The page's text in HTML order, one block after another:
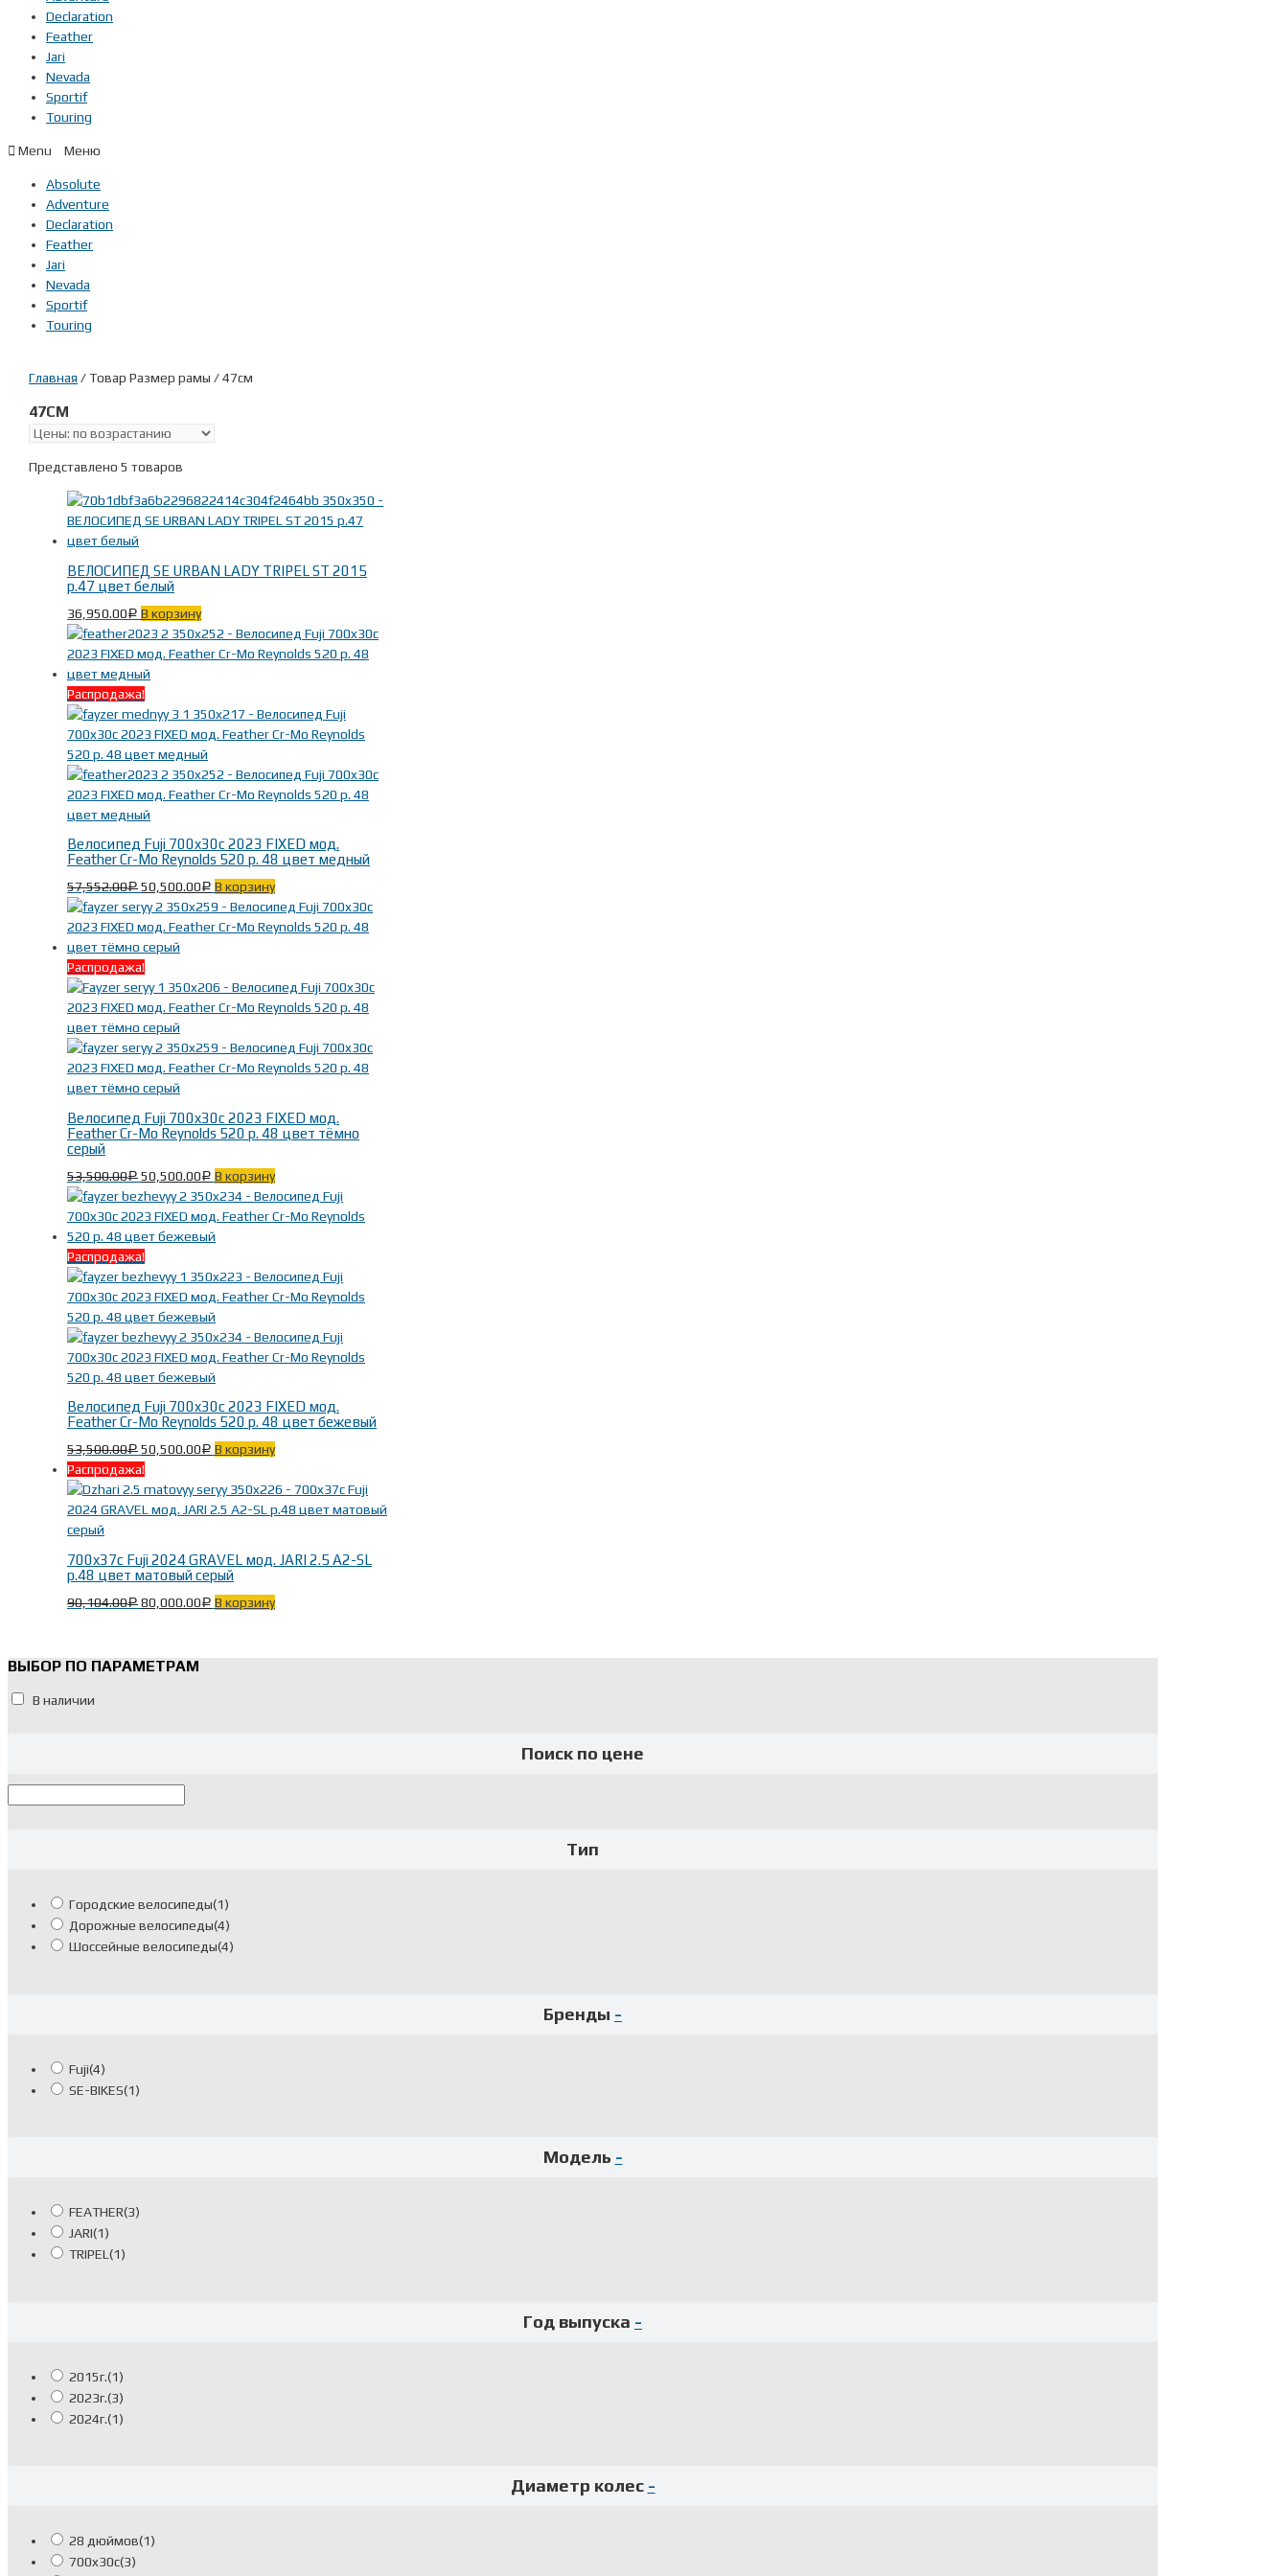
Declaration
Feather
Jari
Nevada
Sportif
Touring
Menu
Absolute
Adventure
Declaration
Feather
Jari
Nevada
Sportif
Touring
Главная / Товар Размер рамы / 47см
47СМ
Представлено 5 товаров
ВЕЛОСИПЕД SE URBAN LADY TRIPEL ST 2015
р.47 цвет белый
36,950.00 Р В корзину
Распродажа!
Велосипед Fuji 700x30c 2023 FIXED мод.
Feather Cr-Mo Reynolds 520 р. 48 цвет медный
57,552.00Р 50,500.00 Р В корзину
Распродажа!
Велосипед Fuji 700x30c 2023 FIXED мод.
Feather Cr-Mo Reynolds 520 р. 48 цвет тёмно
серый
53,500.00Р 50,500.00 Р В корзину
Распродажа!
Велосипед Fuji 700x30c 2023 FIXED мод.
Feather Cr-Mo Reynolds 520 р. 48 цвет бежевый
53,500.00Р 50,500.00 Р В корзину
Распродажа!
700x37c Fuji 2024 GRAVEL мод. JARI 2.5 A2-SL
р.48 цвет матовый серый
90,104.00Р 80,000.00 Р В корзину
ВЫБОР ПО ПАРАМЕТРАМ
В наличии
Поиск по цене
Тип
Городские велосипеды(1)
Дорожные велосипеды(4)
Шоссейные велосипеды(4)
Бренды -
Fuji(4)
SE-BIKES(1)
Модель -
FEATHER(3)
JARI(1)
TRIPEL (1)
Год выпуска -
2015г.(1)
2023г.(3)
2024г.(1)
Диаметр колес -
28 дюймов(1)
700x30c(3)